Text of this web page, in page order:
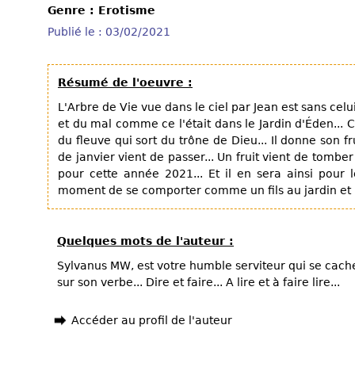
Genre : Erotisme
Publié le : 03/02/2021
Résumé de l'oeuvre :
L'Arbre de Vie vue dans le ciel par Jean est sans
et du mal comme ce l'était dans le Jardin d'Éden...
du fleuve qui sort du trône de Dieu... Il donne son
de janvier vient de passer... Un fruit vient de
pour cette année 2021... Et il en sera ainsi pour
moment de se comporter comme un fils au jardin et
Quelques mots de l'auteur :
Sylvanus MW, est votre humble serviteur qui se
sur son verbe... Dire et faire... A lire et à faire lire...
Accéder au profil de l'auteur